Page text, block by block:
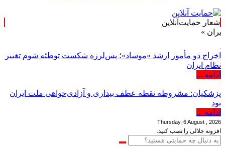
شعار حمایت‌آنلاین
اخراج دو مأمور ارشد «موساد»؛ پس‌لرزه شکست توطئه شوم تغییر
نظام ایران
ادامه ...
پزشکیان: مشروطه نقطه عطف بیداری و آزادی‌خواهی ملت ایران
بود
ادامه ...
Thursday, 6 August , 2026
افزونه جلالی را نصب کنید.